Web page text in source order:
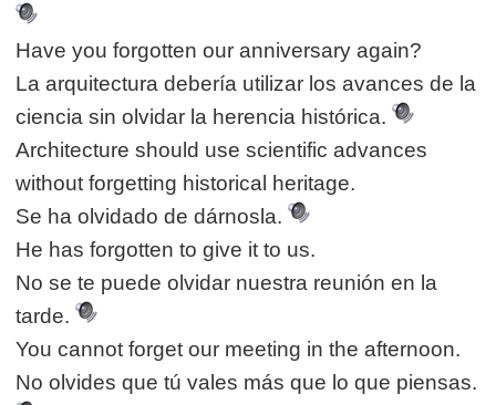
Have you forgotten our anniversary again?
La arquitectura debería utilizar los avances de la
ciencia sin olvidar la herencia histórica.
Architecture should use scientific advances
without forgetting historical heritage.
Se ha olvidado de dárnosla.
He has forgotten to give it to us.
No se te puede olvidar nuestra reunión en la
tarde.
You cannot forget our meeting in the afternoon.
No olvides que tú vales más que lo que piensas.